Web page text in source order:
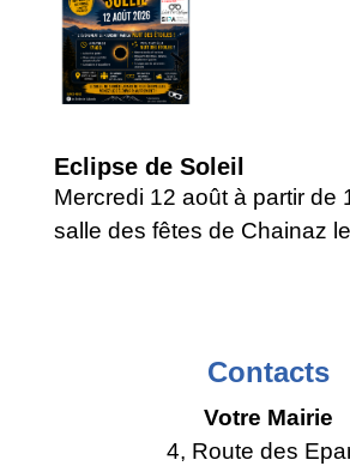
Eclipse de Soleil
Mercredi 12 août à partir de
salle des fêtes de Chainaz
Contacts
Votre Mairie
4, Route des